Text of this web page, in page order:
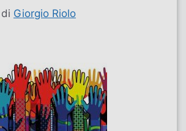
di Giorgio Riolo